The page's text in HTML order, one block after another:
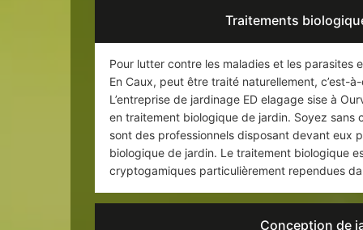
Traitements
Pour lutter contre les maladies et les parasites
En Caux, peut être traité naturellement, c’est-
L’entreprise de jardinage ED elagage sise à
en traitement biologique de jardin. Soyez sans
sont des professionnels disposant devant eux
biologique de jardin. Le traitement biologique
cryptogamiques particulièrement rependues
Conception de